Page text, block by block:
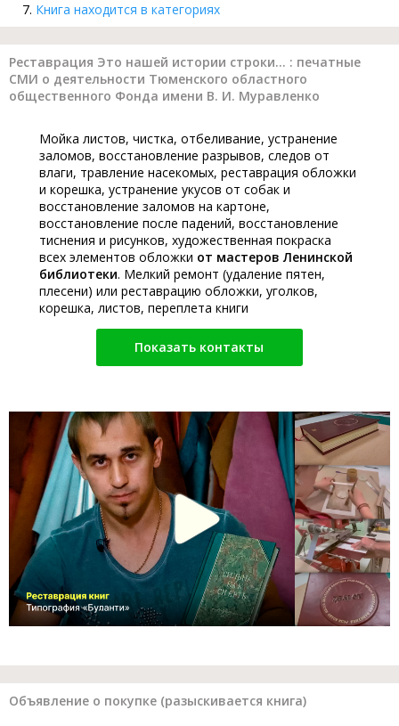
Книга находится в категориях
Реставрация Это нашей истории строки... : печатные
СМИ о деятельности Тюменского областного
общественного Фонда имени В. И. Муравленко
Мойка листов, чистка, отбеливание, устранение
заломов, восстановление разрывов, следов от
влаги, травление насекомых, реставрация обложки
и корешка, устранение укусов от собак и
восстановление заломов на картоне,
восстановление после падений, восстановление
тиснения и рисунков, художественная покраска
всех элементов обложки от мастеров Ленинской
библиотеки. Мелкий ремонт (удаление пятен,
плесени) или реставрацию обложки, уголков,
корешка, листов, переплета книги
Показать контакты
Объявление о покупке (разыскивается книга)